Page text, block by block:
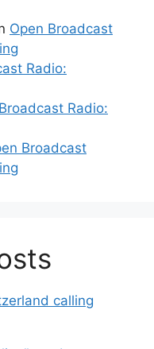
Open Broadcast
Radio:
Radio:
Broadcast
calling